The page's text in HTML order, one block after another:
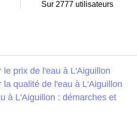
Sur 2777 utilisateurs
le prix de l'eau à L'Aiguillon
la qualité de l'eau à L'Aiguillon
à L'Aiguillon : démarches et